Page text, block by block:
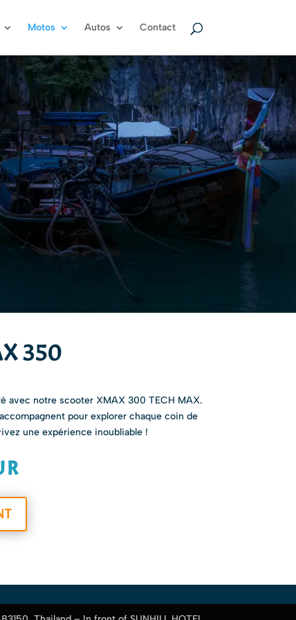
Motos Autos Contact
350
avec notre scooter XMAX 300 TECH MAX.
pour explorer chaque coin de
une expérience inoubliable !